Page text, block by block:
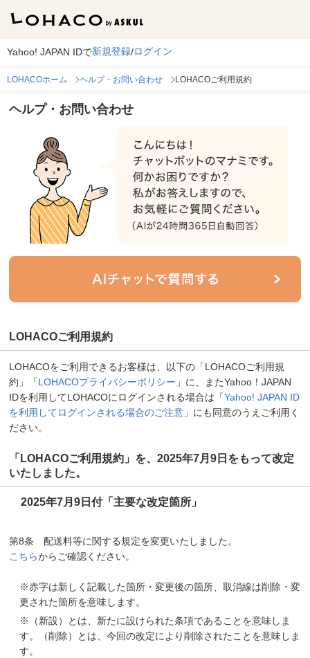
Yahoo! JAPAN IDで新規登録/ログイン
LOHACOホーム ヘルプ・お問い合わせ LOHACOご利用規約
ヘルプ・お問い合わせ
LOHACOご利用規約
LOHACOをご利用できるお客様は、以下の「LOHACOご利用規
約」「LOHACOプライバシーポリシー 」に、またYahoo！JAPAN
IDを利用してLOHACOにログインされる場合は「Yahoo! JAPAN ID
を利用してログインされる場合のご注意 」にも同意のうえご利用く
ださい。
「LOHACOご利用規約」を、2025年7月9日をもって改定
いたしました。
2025年7月9日付「主要な改定箇所」
第8条 配送料等に関する規定を変更いたしました。
こちらからご確認ください。
※赤字は新しく記載した箇所・変更後の箇所、取消線は削除・変
更された箇所を意味します。
※（新設）とは、新たに設けられた条項であることを意味しま
す。（削除）とは、今回の改定により削除されたことを意味しま
す。